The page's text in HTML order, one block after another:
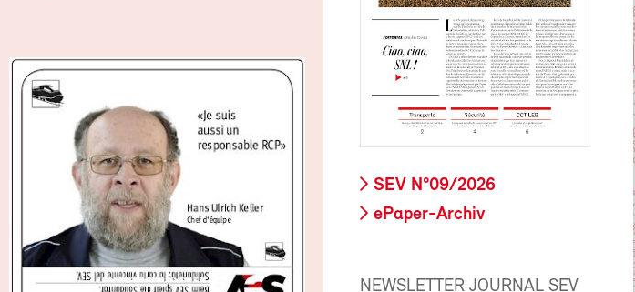
SEV N°09/2026
ePaper-Archiv
NEWSLETTER JOURNAL SEV